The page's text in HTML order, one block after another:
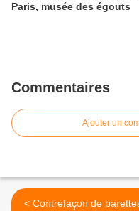
Paris, musée des égouts
Commentaires
Ajouter un
< Contrefaçon de barettes